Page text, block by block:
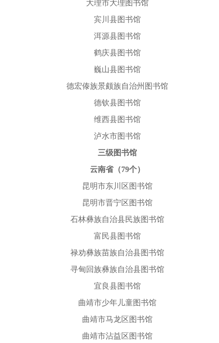
大理市大理图书馆
宾川县图书馆
洱源县图书馆
鹤庆县图书馆
巍山县图书馆
德宏傣族景颇族自治州图书馆
德钦县图书馆
维西县图书馆
泸水市图书馆
三级图书馆
云南省（79个）
昆明市东川区图书馆
昆明市晋宁区图书馆
石林彝族自治县民族图书馆
富民县图书馆
禄劝彝族苗族自治县图书馆
寻甸回族彝族自治县图书馆
宜良县图书馆
曲靖市少年儿童图书馆
曲靖市马龙区图书馆
曲靖市沾益区图书馆